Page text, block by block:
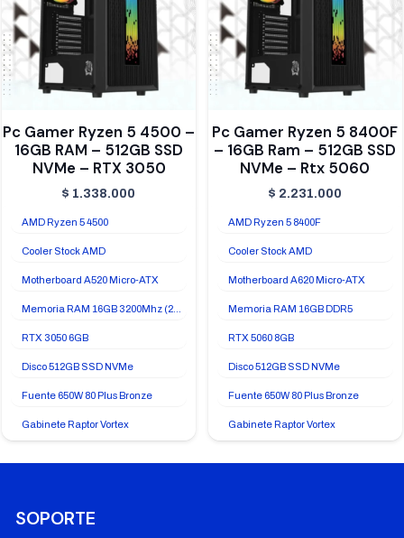
Pc Gamer Ryzen 5 4500 –
16GB RAM – 512GB SSD
NVMe – RTX 3050
$ 1.338.000
AMD Ryzen 5 4500
Cooler Stock AMD
Motherboard A520 Micro-ATX
RTX 3050 6GB
Disco 512GB SSD NVMe
Fuente 650W 80 Plus Bronze
Gabinete Raptor Vortex
Pc Gamer Ryzen 5 8400F
– 16GB Ram – 512GB SSD
NVMe – Rtx 5060
$ 2.231.000
AMD Ryzen 5 8400F
Cooler Stock AMD
Motherboard A620 Micro-ATX
Memoria RAM 16GB DDR5
RTX 5060 8GB
Disco 512GB SSD NVMe
Fuente 650W 80 Plus Bronze
Gabinete Raptor Vortex
SOPORTE